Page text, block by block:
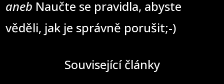
aneb Naučte se pravidla, abyste
věděli, jak je správně porušit;-)
Související články